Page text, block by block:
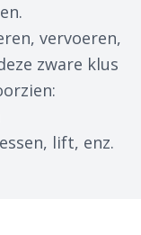
vervoeren,
zware klus
lift, enz.